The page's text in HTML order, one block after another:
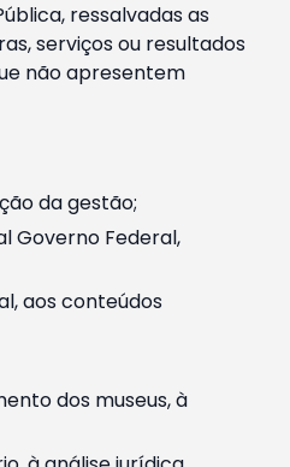
ressalvadas as
serviços ou resultados
não apresentem
da gestão;
Governo Federal,
aos conteúdos
dos museus, à